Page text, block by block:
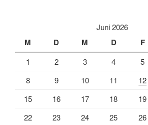
Juni 2026
M D M D F
1 2 3 4 5
8
9 10 11 12
15
16 17 18 19
22
23 24 25 26